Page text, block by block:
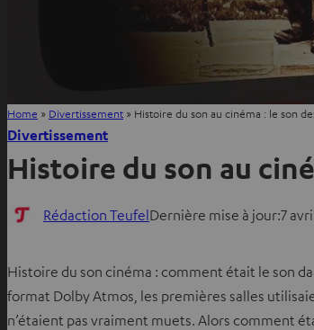
Home » Divertissement » Histoire du son au cinéma : le son
Divertissement
Histoire du son au
Rédaction TeufelDernière mise à jour:7
Histoire du son cinéma : comment était le son
format Dolby Atmos, les premières salles
n’étaient pas vraiment muets. Alors comment